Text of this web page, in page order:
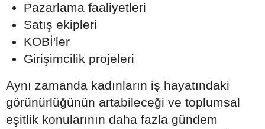
Pazarlama faaliyetleri
Satış ekipleri
KOBİ'ler
Girişimcilik projeleri
Aynı zamanda kadınların iş hayatındaki
görünürlüğünün artabileceği ve toplumsal
eşitlik konularının daha fazla gündem